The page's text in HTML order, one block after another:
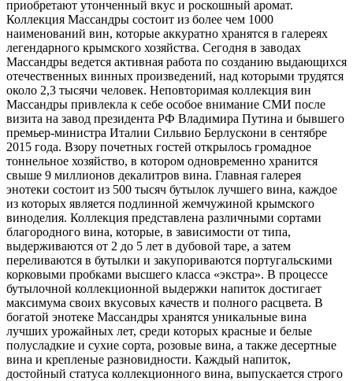
приобретают утонченный вкус и роскошный аромат.
Коллекция Массандры состоит из более чем 1000
наименований вин, которые аккуратно хранятся в галереях
легендарного крымского хозяйства. Сегодня в заводах
Массандры ведется активная работа по созданию выдающихся
отечественных винных произведений, над которыми трудятся
около 2,3 тысячи человек. Неповторимая коллекция вин
Массандры привлекла к себе особое внимание СМИ после
визита на завод президента РФ Владимира Путина и бывшего
премьер-министра Италии Сильвио Берлускони в сентябре
2015 года. Взору почетных гостей открылось громадное
тоннельное хозяйство, в котором одновременно хранится
свыше 9 миллионов декалитров вина. Главная галерея
энотеки состоит из 500 тысяч бутылок лучшего вина, каждое
из которых является подлинной жемчужиной крымского
виноделия. Коллекция представлена различными сортами
благородного вина, которые, в зависимости от типа,
выдерживаются от 2 до 5 лет в дубовой таре, а затем
переливаются в бутылки и закупориваются португальскими
корковыми пробками высшего класса «экстра». В процессе
бутылочной коллекционной выдержки напиток достигает
максимума своих вкусовых качеств и полного расцвета. В
богатой энотеке Массандры хранятся уникальные вина
лучших урожайных лет, среди которых красные и белые
полусладкие и сухие сорта, розовые вина, а также десертные
вина и крепленые разновидности. Каждый напиток,
достойный статуса коллекционного вина, выпускается строго